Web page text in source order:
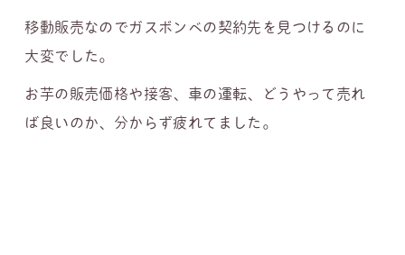
移動販売なのでガスボンベの契約先を見つけるのに
大変でした。
お芋の販売価格や接客、車の運転、どうやって売れ
ば良いのか、分からず疲れてました。